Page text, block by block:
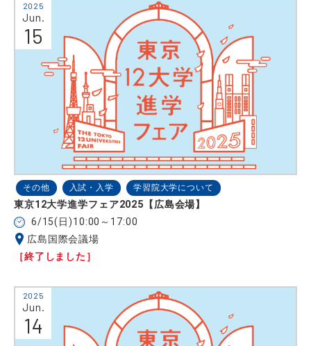
2025
Jun.
15
その他 入試・入学 学習院大学について
東京12大学進学フェア2025【広島会場】
6/15(日)10:00～17:00
広島国際会議場
［終了しました］
2025
Jun.
14